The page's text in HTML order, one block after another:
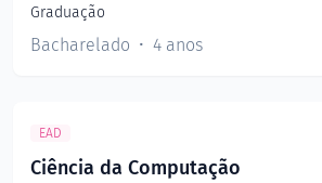
Graduação
Bacharelado 4 anos
EAD
Ciência da Computação